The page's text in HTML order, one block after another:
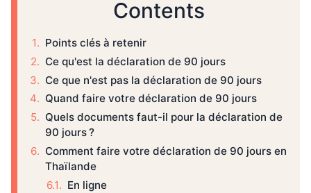
Contents
Points clés à retenir
Ce qu'est la déclaration de 90 jours
Ce que n'est pas la déclaration de 90 jours
Quand faire votre déclaration de 90 jours
Quels documents faut-il pour la déclaration de
90 jours ?
Comment faire votre déclaration de 90 jours en
Thaïlande
En ligne